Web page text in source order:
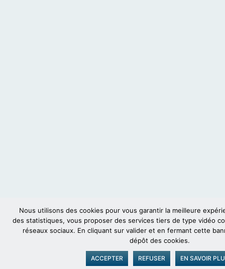
Nous utilisons des cookies pour vous garantir la meilleure
des statistiques, vous proposer des services tiers de type vidéo
réseaux sociaux. En cliquant sur valider et en fermant cette
dépôt des cookies.
ACCEPTER REFUSER EN SAVOIR